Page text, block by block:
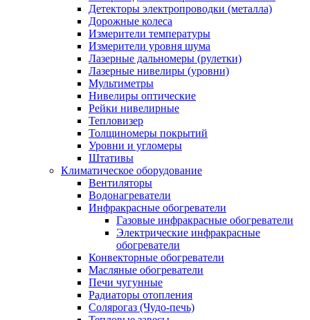
Детекторы электропроводки (металла)
Дорожные колеса
Измерители температуры
Измерители уровня шума
Лазерные дальномеры (рулетки)
Лазерные нивелиры (уровни)
Мультиметры
Нивелиры оптические
Рейки нивелирные
Тепловизер
Толщиномеры покрытий
Уровни и угломеры
Штативы
Климатическое оборудование
Вентиляторы
Водонагреватели
Инфракрасные обогреватели
Газовые инфракрасные обогреватели
Электрические инфракрасные
обогреватели
Конвекторные обогреватели
Масляные обогреватели
Печи чугунные
Радиаторы отопления
Солярогаз (Чудо-печь)